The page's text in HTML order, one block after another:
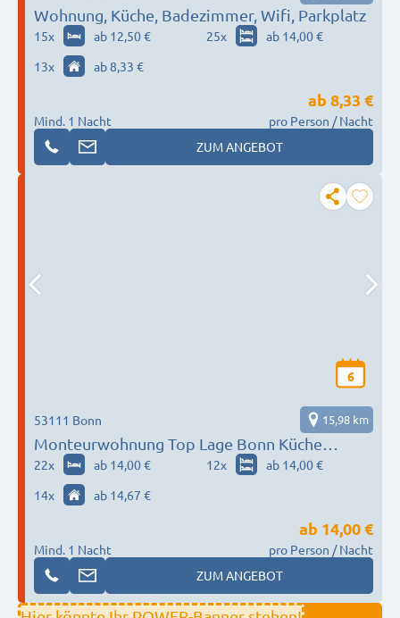
Wohnung, Küche, Badezimmer, Wifi, Parkplatz
15x ab 12,50 € 25x
ab 14,00 €
13x ab 8,33 €
Mind. 1 Nacht
ab 8,33 €
pro Person / Nacht
ZUM ANGEBOT
6
Monteurwohnung Top Lage Bonn Küche
Badezimmer
53111 Bonn 15,98 km
22x ab 14,00 € 12x
ab 14,00 €
14x ab 14,67 €
Mind. 1 Nacht
ab 14,00 €
pro Person / Nacht
ZUM ANGEBOT